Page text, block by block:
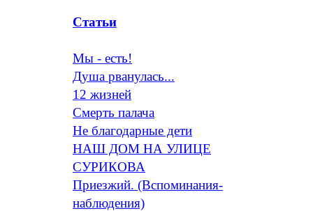
Статьи
Мы - есть!
Душа рванулась...
12 жизней
Смерть палача
Не благодарные дети
НАШ ДОМ НА УЛИЦЕ
СУРИКОВА
Приезжий. (Вспоминания-
наблюдения)